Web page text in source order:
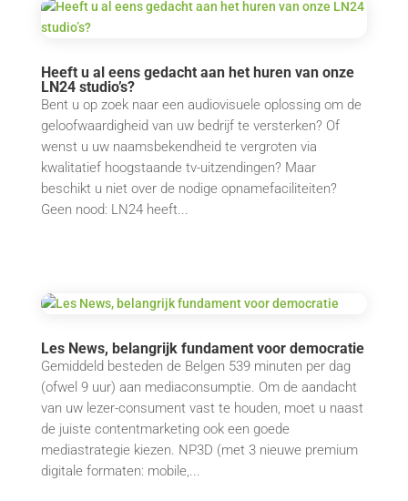
Heeft u al eens gedacht aan het huren van onze
LN24 studio’s?
Bent u op zoek naar een audiovisuele oplossing om de
geloofwaardigheid van uw bedrijf te versterken? Of
wenst u uw naamsbekendheid te vergroten via
kwalitatief hoogstaande tv-uitzendingen? Maar
beschikt u niet over de nodige opnamefaciliteiten?
Geen nood: LN24 heeft...
Les News, belangrijk fundament voor democratie
Gemiddeld besteden de Belgen 539 minuten per dag
(ofwel 9 uur) aan mediaconsumptie. Om de aandacht
van uw lezer-consument vast te houden, moet u naast
de juiste contentmarketing ook een goede
mediastrategie kiezen. NP3D (met 3 nieuwe premium
digitale formaten: mobile,...